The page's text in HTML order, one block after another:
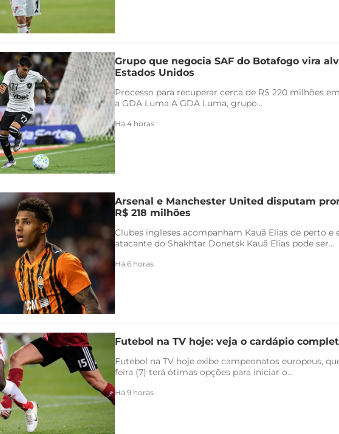
Grupo que negocia SAF do Botafogo vira
Estados Unidos
Processo para recuperar cerca de R$ 220 milhões
a GDA Luma A GDA Luma, grupo...
Há 4 horas
Arsenal e Manchester United disputam
R$ 218 milhões
Clubes ingleses acompanham Kauã Elias de perto
atacante do Shakhtar Donetsk Kauã Elias pode ser...
Há 6 horas
Futebol na TV hoje: veja o cardápio
Futebol na TV hoje exibe campeonatos europeus,
feira (7) terá ótimas opções para iniciar o...
Há 9 horas